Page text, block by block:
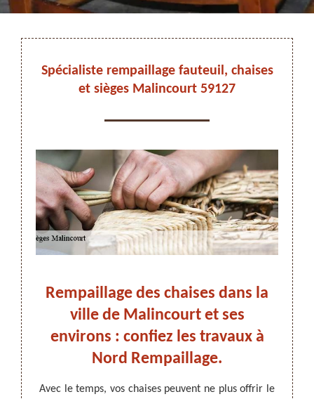
ARTISAN DEZITTER , REMPAILLAGE -
Spécialiste rempaillage fauteuil, chaises
et sièges Malincourt 59127
Rempaillage des chaises dans la
ville de Malincourt et ses
environs : confiez les travaux à
Nord Rempaillage.
Avec le temps, vos chaises peuvent ne plus offrir le
Un